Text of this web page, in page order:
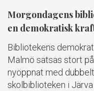
Morgondagens
en demokratisk
Bibliotekens
Malmö satsas stort
nyöppnat med
skolbiblioteken i